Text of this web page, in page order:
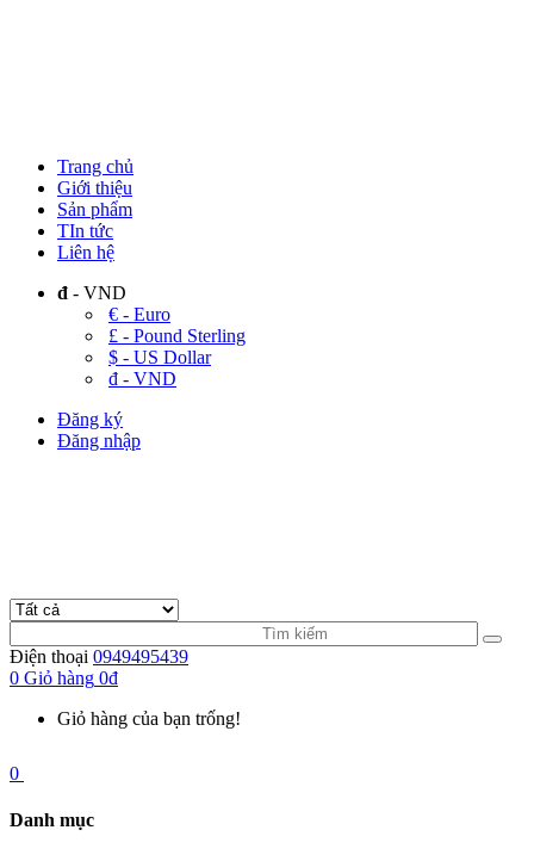
Trang chủ
Giới thiệu
Sản phẩm
TIn tức
Liên hệ
đ - VND
€ - Euro
£ - Pound Sterling
$ - US Dollar
đ - VND
Đăng ký
Đăng nhập
Điện thoại 0949495439
0 Giỏ hàng 0đ
Giỏ hàng của bạn trống!
0
Danh mục